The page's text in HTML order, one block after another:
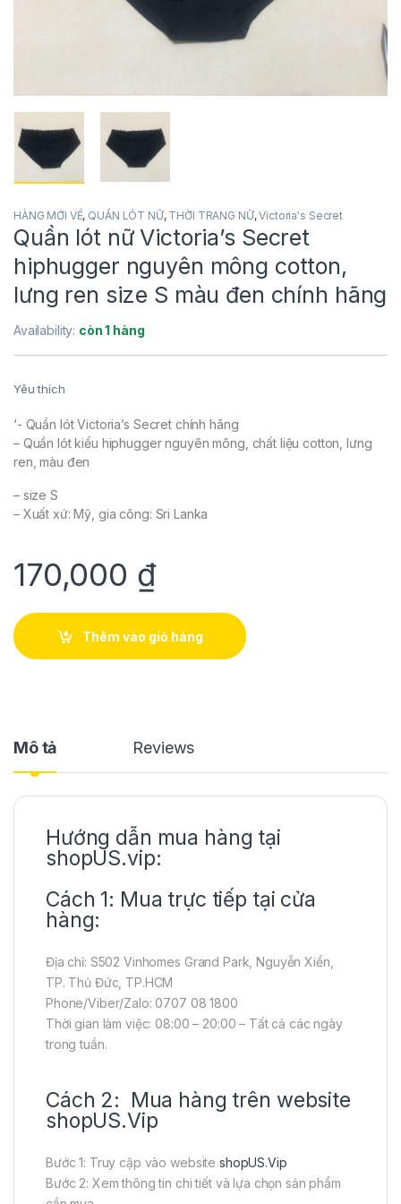
HÀNG MỚI VỀ, QUẦN LÓT NỮ, THỜI TRANG NỮ,Victoria's Secret
Quần lót nữ Victoria’s Secret
hiphugger nguyên mông cotton,
lưng ren size S màu đen chính hãng
Availability: còn 1 hàng
Yêu thích
‘- Quần lót Victoria’s Secret chính hãng
– Quần lót kiểu hiphugger nguyên mông, chất liệu cotton, lưng
ren, màu đen
– size S
– Xuất xứ: Mỹ, gia công: Sri Lanka
170,000 ₫
Thêm vào giỏ hàng
Mô tả Reviews
Hướng dẫn mua hàng tại
shopUS.vip:
Cách 1: Mua trực tiếp tại cửa
hàng:
Địa chỉ: S502 Vinhomes Grand Park, Nguyễn Xiển,
TP. Thủ Đức, TP.HCM
Phone/Viber/Zalo: 0707 08 1800
Thời gian làm việc: 08:00 – 20:00 – Tất cả các ngày
trong tuần.
Cách 2: Mua hàng trên website
shopUS.Vip
Bước 1: Truy cập vào website shopUS.Vip
Bước 2: Xem thông tin chi tiết và lựa chọn sản phẩm